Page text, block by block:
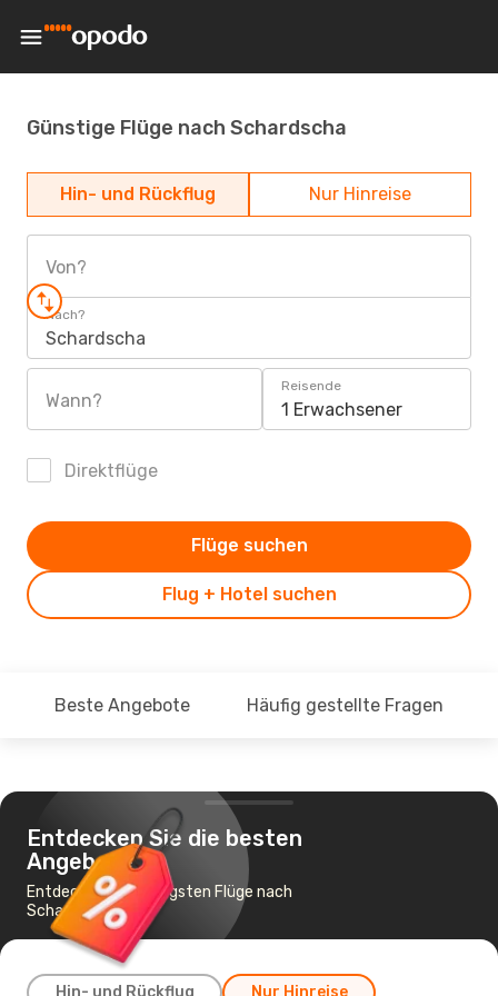
Günstige Flüge nach Schardscha
Hin- und Rückflug Nur Hinreise
Von?
Nach?
Schardscha
Wann?
Reisende
1 Erwachsener
Direktflüge
Flug + Hotel suchen
Flüge suchen
Beste Angebote Häufig gestellte Fragen
Entdecken Sie die besten
Angebote
Entdecke die günstigsten Flüge nach
Schardscha
Hin- und Rückflug Nur Hinreise